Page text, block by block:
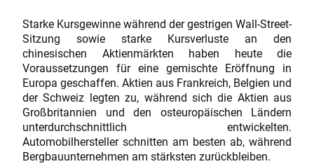
Starke Kursgewinne während der gestrigen Wall-Street-
Sitzung sowie starke Kursverluste an den
chinesischen Aktienmärkten haben heute die
Voraussetzungen für eine gemischte Eröffnung in
Europa geschaffen. Aktien aus Frankreich, Belgien und
der Schweiz legten zu, während sich die Aktien aus
Großbritannien und den osteuropäischen Ländern
unterdurchschnittlich entwickelten.
Automobilhersteller schnitten am besten ab, während
Bergbauunternehmen am stärksten zurückbleiben.